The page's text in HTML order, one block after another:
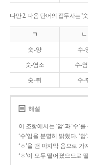
다만 2. 다음 단어의 접두사는 '
ㄱ ㄴ
숫-양 수-
숫-염소 수-
숫-쥐 수-
해설
이 조항에서는 ‘암’과 ‘수’
‘수’임을 분명히 밝혔다. ‘암
‘ㅎ’을 맨 마지막 음으로
‘ㅎ’이 모두 떨어졌으므로